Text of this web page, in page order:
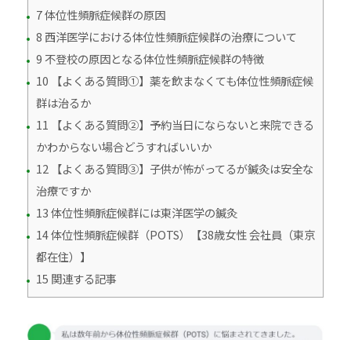
7 体位性頻脈症候群の原因
8 西洋医学における体位性頻脈症候群の治療について
9 不登校の原因となる体位性頻脈症候群の特徴
10 【よくある質問①】薬を飲まなくても体位性頻脈症候
群は治るか
11 【よくある質問②】予約当日にならないと来院できる
かわからない場合どうすればいいか
12 【よくある質問③】子供が怖がってるが鍼灸は安全な
治療ですか
13 体位性頻脈症候群には東洋医学の鍼灸
14 体位性頻脈症候群（POTS）【38歳女性 会社員（東京
都在住）】
15 関連する記事